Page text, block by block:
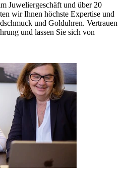
Juweliergeschäft und über 20
wir Ihnen höchste Expertise und
und Golduhren. Vertrauen
und lassen Sie sich von